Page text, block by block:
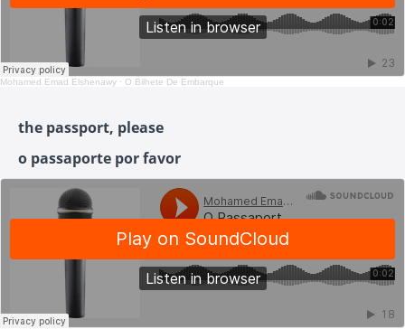
Mohamed Emad Elshenawy · O Bilhete De Embarque
the passport, please
o passaporte por favor